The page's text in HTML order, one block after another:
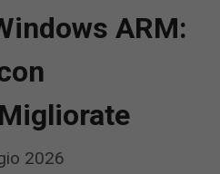
ARM:
2026